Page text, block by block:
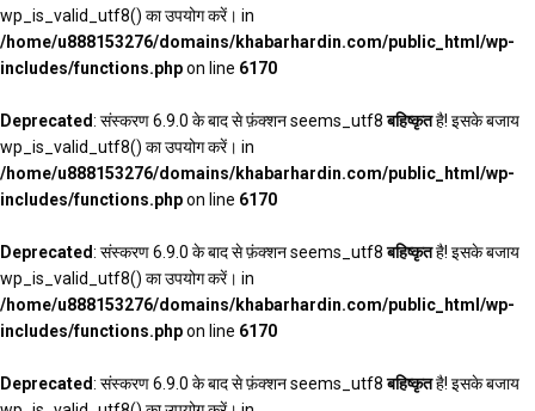
wp_is_valid_utf8() का उपयोग करें। in
/home/u888153276/domains/khabarhardin.com/public_html/wp-
includes/functions.phpon line 6170
Deprecated: संस्करण 6.9.0 के बाद से फ़ंक्शन seems_utf8बहिष्कृतहै! इसके बजाय
wp_is_valid_utf8() का उपयोग करें। in
/home/u888153276/domains/khabarhardin.com/public_html/wp-
includes/functions.phpon line 6170
Deprecated: संस्करण 6.9.0 के बाद से फ़ंक्शन seems_utf8बहिष्कृतहै! इसके बजाय
wp_is_valid_utf8() का उपयोग करें। in
/home/u888153276/domains/khabarhardin.com/public_html/wp-
includes/functions.phpon line 6170
Deprecated: संस्करण 6.9.0 के बाद से फ़ंक्शन seems_utf8बहिष्कृतहै! इसके बजाय